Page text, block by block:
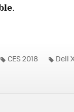
.
CES 2018 Dell